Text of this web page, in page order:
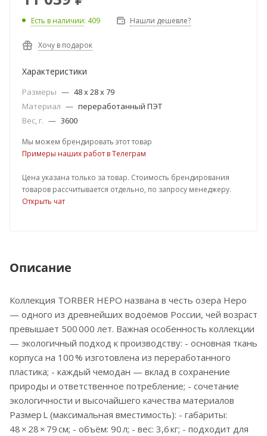
Есть в наличии: 409 Нашли дешевле?
Хочу в подарок
Характеристики
Размеры — 48 х 28 х 79
Материал — переработанный ПЭТ
Вес, г. — 3600
Мы можем брендировать этот товар
Примеры наших работ в Телеграм
Цена указана только за товар. Стоимость брендирования
товаров рассчитывается отдельно, по запросу менеджеру.
Открыть чат
Описание
Коллекция TORBER НЕРО названа в честь озера Неро
— одного из древнейших водоёмов России, чей возраст
превышает 500 000 лет. Важная особенность коллекции
— экологичный подход к производству: - основная ткань
корпуса на 100 % изготовлена из переработанного
пластика; - каждый чемодан — вклад в сохранение
природы и ответственное потребление; - сочетание
экологичности и высочайшего качества материалов
Размер L (максимальная вместимость): - габариты:
48 × 28 × 79 см; - объём: 90 л; - вес: 3,6 кг; - подходит для